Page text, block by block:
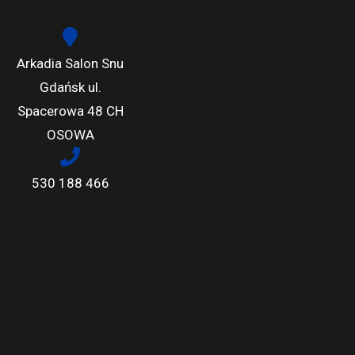
Arkadia Salon Snu
Gdańsk ul.
Spacerowa 48 CH
OSOWA
530 188 466